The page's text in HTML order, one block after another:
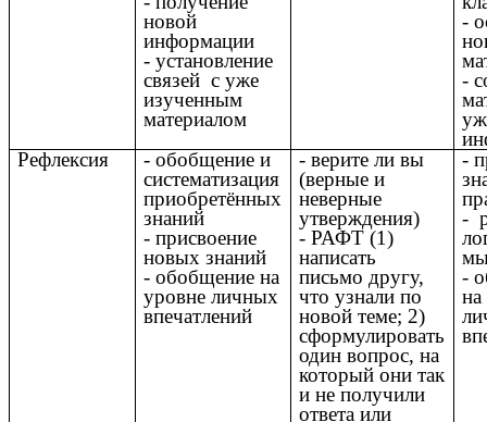
новой
информации
- установление
связей с уже
изученным
материалом
-
-
Рефлексия
- обобщение и
систематизация
приобретённых
знаний
- присвоение
новых знаний
- обобщение на
уровне личных
впечатлений
- верите ли вы
(верные и
неверные
утверждения)
- РАФТ (1)
написать
письмо другу,
что узнали по
новой теме; 2)
сформулировать
один вопрос, на
который они так
и не получили
ответа или
-
-
-
на